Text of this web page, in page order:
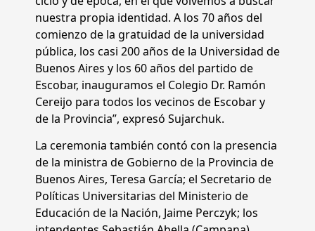
nuestra propia identidad. A los 70 años del
comienzo de la gratuidad de la universidad
pública, los casi 200 años de la Universidad de
Buenos Aires y los 60 años del partido de
Escobar, inauguramos el Colegio Dr. Ramón
Cereijo para todos los vecinos de Escobar y
de la Provincia”, expresó Sujarchuk.
La ceremonia también contó con la presencia
de la ministra de Gobierno de la Provincia de
Buenos Aires, Teresa García; el Secretario de
Políticas Universitarias del Ministerio de
Educación de la Nación, Jaime Perczyk; los